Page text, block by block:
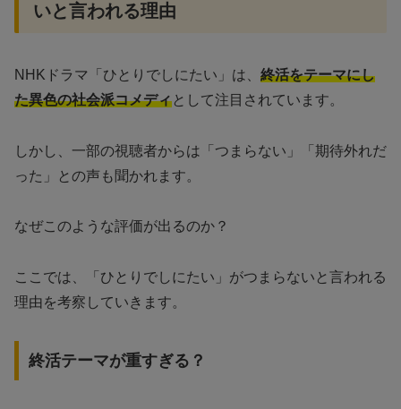
いと言われる理由
NHKドラマ「ひとりでしにたい」は、 終活をテーマにし
た異色の社会派コメディとして注目されています。
しかし、一部の視聴者からは「つまらない」「期待外れだ
った」との声も聞かれます。
なぜこのような評価が出るのか？
ここでは、「ひとりでしにたい」がつまらないと言われる
理由を考察していきます。
終活テーマが重すぎる？